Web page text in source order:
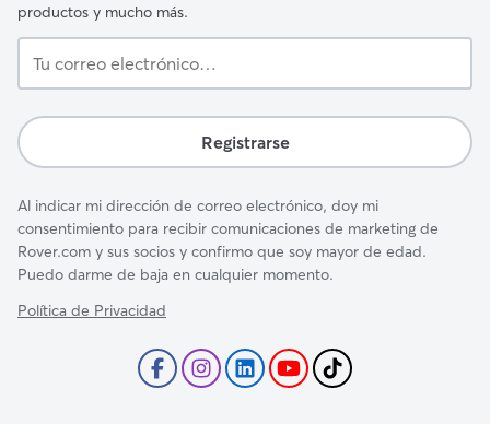
productos y mucho más.
correo
Registrarse
Al indicar mi dirección de correo electrónico, doy mi
consentimiento para recibir comunicaciones de marketing de
Rover.com y sus socios y confirmo que soy mayor de edad.
Puedo darme de baja en cualquier momento.
Política de Privacidad